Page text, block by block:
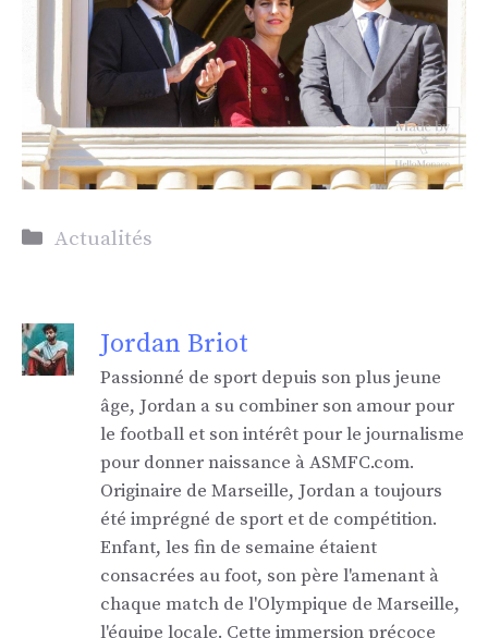
Catégories
Actualités
Jordan Briot
Passionné de sport depuis son plus jeune
âge, Jordan a su combiner son amour pour
le football et son intérêt pour le journalisme
pour donner naissance à ASMFC.com.
Originaire de Marseille, Jordan a toujours
été imprégné de sport et de compétition.
Enfant, les fin de semaine étaient
consacrées au foot, son père l'amenant à
chaque match de l'Olympique de Marseille,
l'équipe locale. Cette immersion précoce